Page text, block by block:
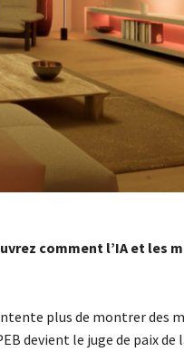
comment l’IA et les
plus de montrer des
devient le juge de paix